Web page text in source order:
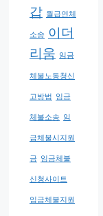
갑 월급연체
소송
이더
리움
임금
체불노동청신
고방법 임금
체불소송 임
금체불시지원
금 임금체불
신청사이트
임금체불지원